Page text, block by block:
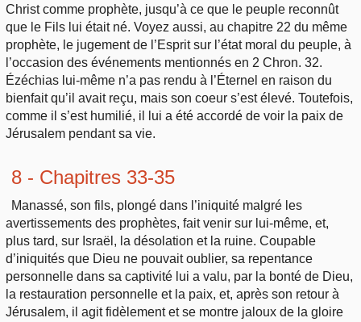
Christ comme prophète, jusqu’à ce que le peuple reconnût
que le Fils lui était né. Voyez aussi, au chapitre 22 du même
prophète, le jugement de l’Esprit sur l’état moral du peuple, à
l’occasion des événements mentionnés en 2 Chron. 32.
Ézéchias lui-même n’a pas rendu à l’Éternel en raison du
bienfait qu’il avait reçu, mais son coeur s’est élevé. Toutefois,
comme il s’est humilié, il lui a été accordé de voir la paix de
Jérusalem pendant sa vie.
8 - Chapitres 33-35
Manassé, son fils, plongé dans l’iniquité malgré les
avertissements des prophètes, fait venir sur lui-même, et,
plus tard, sur Israël, la désolation et la ruine. Coupable
d’iniquités que Dieu ne pouvait oublier, sa repentance
personnelle dans sa captivité lui a valu, par la bonté de Dieu,
la restauration personnelle et la paix, et, après son retour à
Jérusalem, il agit fidèlement et se montre jaloux de la gloire